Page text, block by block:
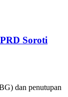
Soroti
dan penutupan